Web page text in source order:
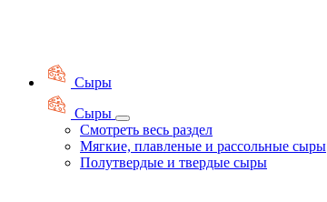
Сыры
Сыры
Смотреть весь раздел
Мягкие, плавленые и рассольные сыры
Полутвердые и твердые сыры